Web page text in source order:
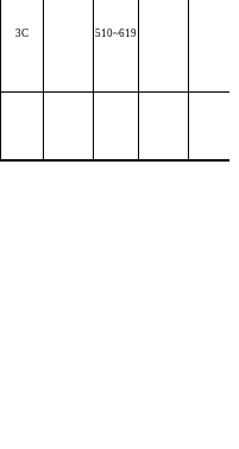
3C 510~619